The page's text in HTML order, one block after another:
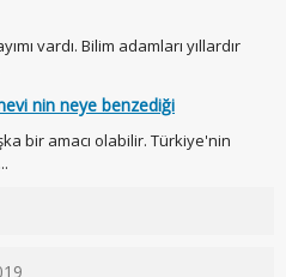
vardı. Bilim adamları yıllardır
nin neye benzediği
bir amacı olabilir. Türkiye'nin